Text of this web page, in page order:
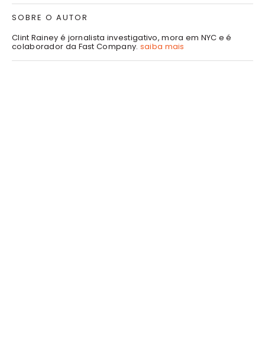
SOBRE O AUTOR
Clint Rainey é jornalista investigativo, mora em NYC e é
colaborador da Fast Company. saiba mais